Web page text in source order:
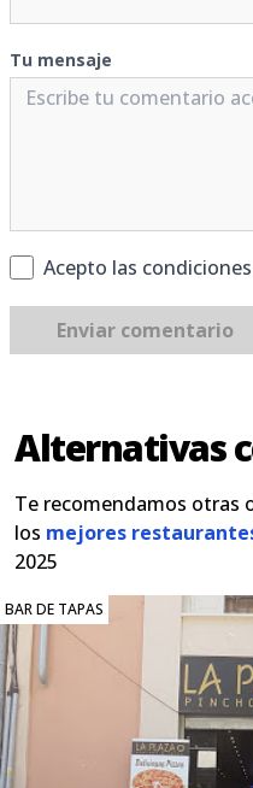
Tu mensaje
Acepto las
Enviar comentario
Alternativas
Te recomendamos otras
los mejores
2025
BAR DE TAPAS